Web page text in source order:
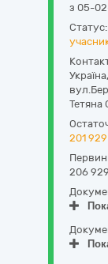
з 05-
Статус:
Україна,
Тетяна
201 929
206